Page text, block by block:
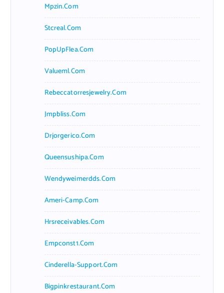
Mpzin.com
Stcreal.com
PopUpFlea.com
Valueml.com
Rebeccatorresjewelry.com
Jmpbliss.com
Drjorgerico.com
Queensushipa.com
Wendyweimerdds.com
Ameri-Camp.com
Hrsreceivables.com
Empconst1.com
Cinderella-Support.com
Bigpinkrestaurant.com